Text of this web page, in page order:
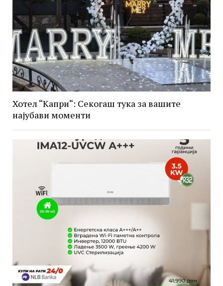
Хотел “Капри“: Секогаш тука за вашите
најубави моменти